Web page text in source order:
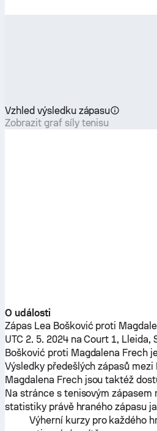
Vzhled výsledku zápasu
Zobrazit graf síly tenisu
O události
Zápas Lea Boškovićproti
UTC 2. 5. 2024 na Court 1, Lleida,
Boškovićproti Magdalena Frech
Výsledky předešlých zápasů mezi
Magdalena Frechjsou taktéž
Na stránce s tenisovým
statistiky právě hraného zápasu
Výherní kurzy pro každého